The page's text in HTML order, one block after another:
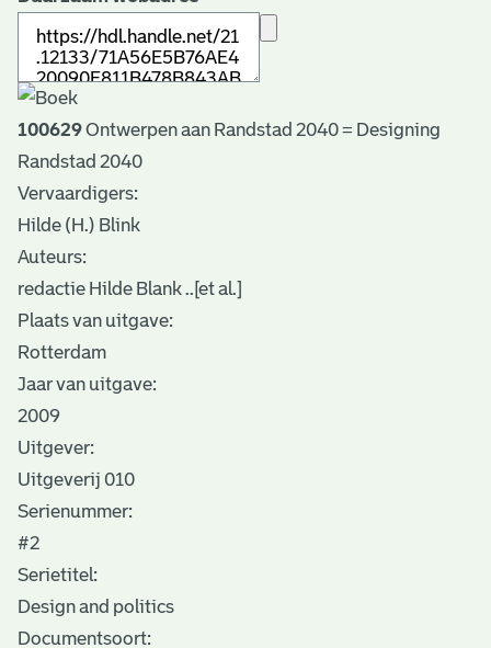
100629Ontwerpen aan Randstad 2040 = Designing
Randstad 2040
Vervaardigers:
Hilde (H.) Blink
Auteurs:
redactie Hilde Blank ..[et al.]
Plaats van uitgave:
Rotterdam
Jaar van uitgave:
2009
Uitgever:
Uitgeverij 010
Serienummer:
#2
Serietitel:
Design and politics
Documentsoort: